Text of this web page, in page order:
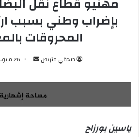
بإضراب وطني بسبب
المحروقات
صحفي متربص
س
ل
ب
26 مايو، 2022
ياسين بورزاح